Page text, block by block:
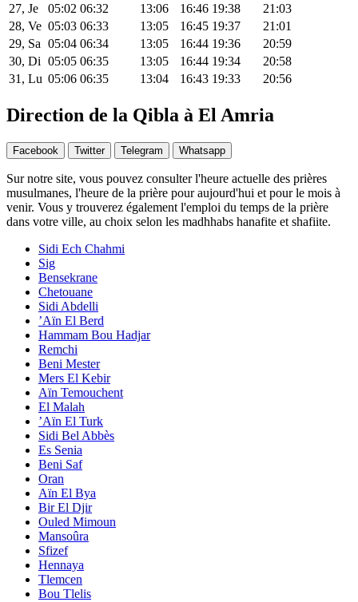
27, Je
05:02 06:32 13:06 16:46 19:38
21:03
28, Ve 05:03 06:33 13:05 16:45 19:37
21:01
29, Sa 05:04 06:34 13:05 16:44 19:36
20:59
30, Di 05:05 06:35 13:05 16:44 19:34
20:58
31, Lu 05:06 06:35 13:04 16:43 19:33 20:56
Direction de la Qibla à El Amria
Facebook Twitter Telegram Whatsapp
Sur notre site, vous pouvez consulter l'heure actuelle des prières
musulmanes, l'heure de la prière pour aujourd'hui et pour le mois à
venir. Vous y trouverez également l'emploi du temps de la prière
dans votre ville, au choix selon les madhhabs hanafite et shafiite.
Sidi Ech Chahmi
Sig
Bensekrane
Chetouane
Sidi Abdelli
’Aïn El Berd
Hammam Bou Hadjar
Remchi
Beni Mester
Mers El Kebir
Aïn Temouchent
El Malah
’Aïn El Turk
Sidi Bel Abbès
Es Senia
Beni Saf
Oran
Aïn El Bya
Bir El Djir
Ouled Mimoun
Mansoûra
Sfizef
Hennaya
Tlemcen
Bou Tlelis